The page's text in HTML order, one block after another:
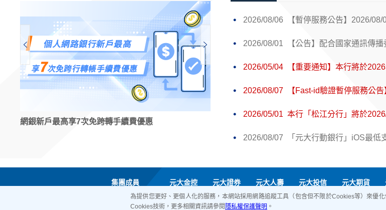
為提供您更好、更個人化的服務，本網站採用網路追蹤工具（包含但不限於Cookies等）來優
Cookies技術，更多相關資訊請參閱 隱私權保護聲明 。
網銀新戶最高享7次免跨轉手續費優惠
2026/08/06 【暫停服務公告】2026/08/
2026/08/01 【公告】配合國家通訊傳
2026/05/04 【重要通知】本行將於
2026/08/07 【Fast-id驗證暫停服務公告
2026/05/01 本行「松江分行」將於
2026/08/07 「元大行動銀行」iOS最低
集團成員 元大金控 元大證券 元大人壽 元大投信 元大期貨